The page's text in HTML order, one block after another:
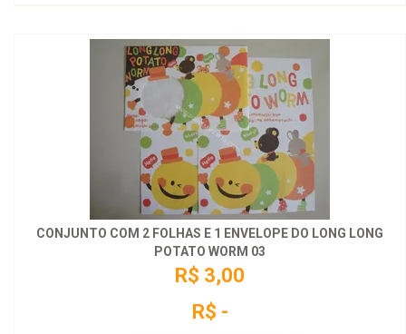
CONJUNTO COM 2 FOLHAS E 1 ENVELOPE DO LONG LONG
POTATO WORM 03
R$ 3,00
R$ -